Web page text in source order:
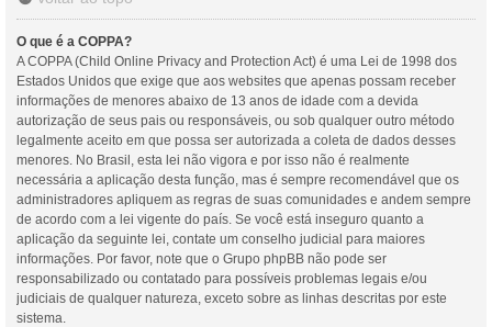
O que é a COPPA?
A COPPA (Child Online Privacy and Protection Act) é uma Lei de 1998 dos
Estados Unidos que exige que aos websites que apenas possam receber
informações de menores abaixo de 13 anos de idade com a devida
autorização de seus pais ou responsáveis, ou sob qualquer outro método
legalmente aceito em que possa ser autorizada a coleta de dados desses
menores. No Brasil, esta lei não vigora e por isso não é realmente
necessária a aplicação desta função, mas é sempre recomendável que os
administradores apliquem as regras de suas comunidades e andem sempre
de acordo com a lei vigente do país. Se você está inseguro quanto a
aplicação da seguinte lei, contate um conselho judicial para maiores
informações. Por favor, note que o Grupo phpBB não pode ser
responsabilizado ou contatado para possíveis problemas legais e/ou
judiciais de qualquer natureza, exceto sobre as linhas descritas por este
sistema.